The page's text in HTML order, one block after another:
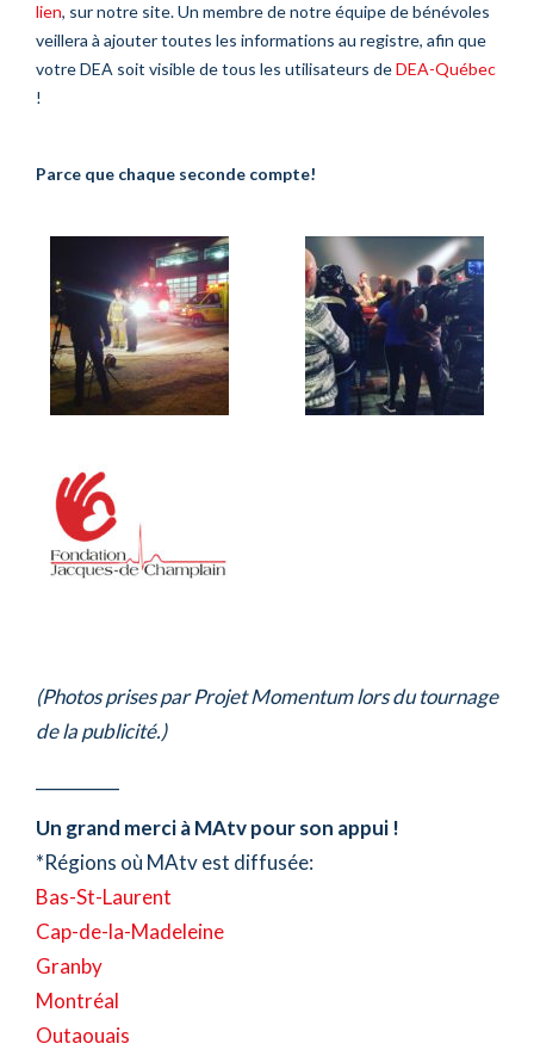
lien, sur notre site. Un membre de notre équipe de bénévoles
veillera à ajouter toutes les informations au registre, afin que
votre DEA soit visible de tous les utilisateurs deDEA-Québec
!
Parce que chaque seconde compte!
(Photos prises par Projet Momentum lors du tournage
de la publicité.)
Un grand merci à MAtv pour son appui !
*Régions où MAtv est diffusée:
Bas-St-Laurent
Cap-de-la-Madeleine
Granby
Montréal
Outaouais